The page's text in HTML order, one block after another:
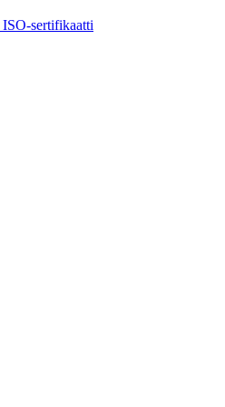
ISO-sertifikaatti